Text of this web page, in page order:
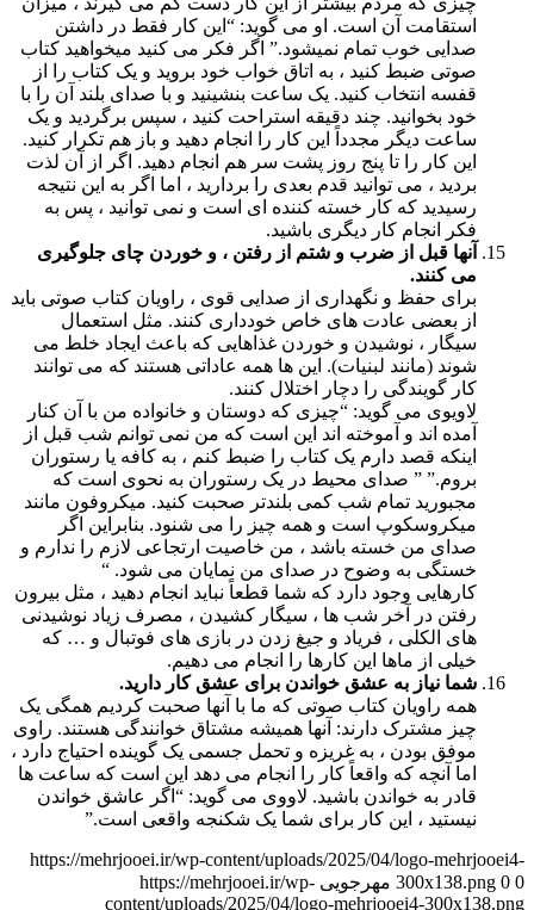
استقامت آن است. او می گوید: “این کار فقط در داشتن
صدایی خوب تمام نمیشود.” اگر فکر می کنید میخواهید کتاب
صوتی ضبط کنید ، به اتاق خواب خود بروید و یک کتاب را از
قفسه انتخاب کنید. یک ساعت بنشینید و با صدای بلند آن را با
خود بخوانید. چند دقیقه استراحت کنید ، سپس برگردید و یک
ساعت دیگر مجدداً این کار را انجام دهید و باز هم تکرار کنید.
این کار را تا پنج روز پشت سر هم انجام دهید. اگر از آن لذت
بردید ، می توانید قدم بعدی را بردارید ، اما اگر به این نتیجه
رسیدید که کار خسته کننده ای است و نمی توانید ، پس به
فکر انجام کار دیگری باشید.
آنها قبل از ضرب و شتم از رفتن ، و خوردن چای جلوگیری
می کنند.
برای حفظ و نگهداری از صدایی قوی ، راویان کتاب صوتی باید
از بعضی عادت های خاص خودداری کنند. مثل استعمال
سیگار ، نوشیدن و خوردن غذاهایی که باعث ایجاد خلط می
شوند (مانند لبنیات). این ها همه عاداتی هستند که می توانند
کار گویندگی را دچار اختلال کنند.
لاویوی می گوید: “چیزی که دوستان و خانواده من با آن کنار
آمده اند و آموخته اند این است که من نمی توانم شب قبل از
اینکه قصد دارم یک کتاب را ضبط کنم ، به کافه یا رستوران
بروم.” ” صدای محیط در یک رستوران به نحوی است که
مجبورید تمام شب کمی بلندتر صحبت کنید. میکروفون مانند
میکروسکوپ است و همه چیز را می شنود. بنابراین اگر
صدای من خسته باشد ، من خاصیت ارتجاعی لازم را ندارم و
خستگی به وضوح در صدای من نمایان می شود. “
کارهایی وجود دارد که شما قطعاً نباید انجام دهید ، مثل بیرون
رفتن در آخر شب ها ، سیگار کشیدن ، مصرف زیاد نوشیدنی
های الکلی ، فریاد و جیغ زدن در بازی های فوتبال و … که
خیلی از ماها این کارها را انجام می دهیم.
شما نیاز به عشق خواندن برای عشق کار دارید.
همه راویان کتاب صوتی که ما با آنها صحبت کردیم همگی یک
چیز مشترک دارند: آنها همیشه مشتاق خوانندگی هستند. راوی
موفق بودن ، به غریزه و تحمل جسمی یک گوینده احتیاج دارد ،
اما آنچه که واقعاً کار را انجام می دهد این است که ساعت ها
قادر به خواندن باشید. لاووی می گوید: “اگر عاشق خواندن
نیستید ، این کار برای شما یک شکنجه واقعی است.”
https://mehrjooei.ir/wp-content/uploads/2025/04/logo-mehrjooei4-
300x138.png 0 0 مهرجویی
https://mehrjooei.ir/wp-
content/uploads/2025/04/logo-mehrjooei4-300x138.png